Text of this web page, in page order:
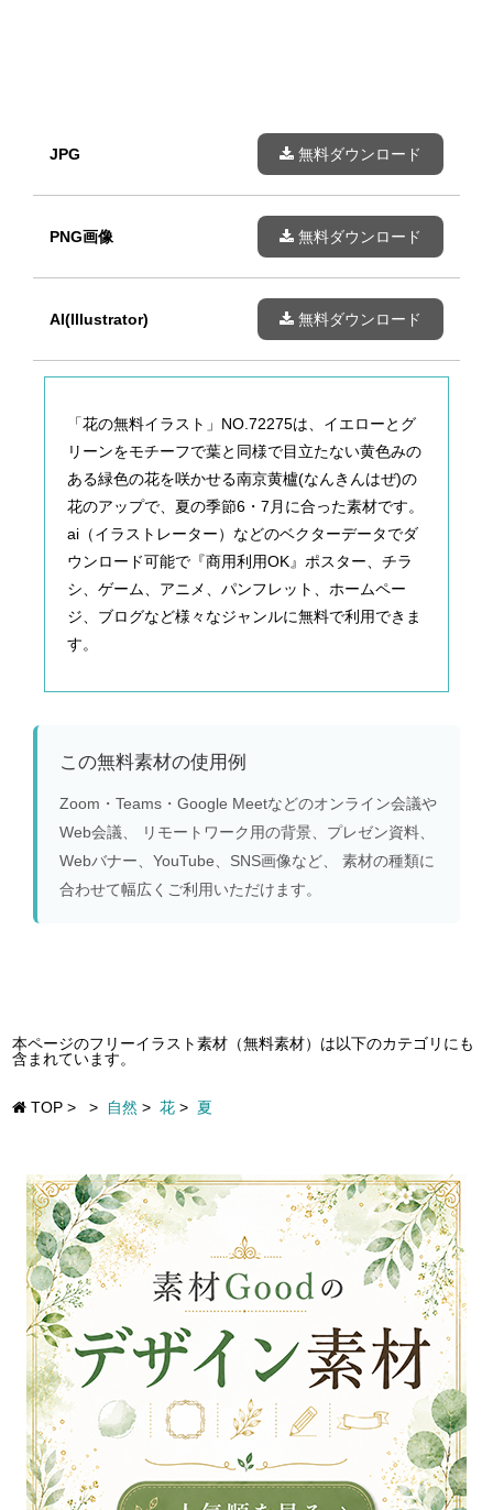
JPG 無料ダウンロード
PNG画像 無料ダウンロード
AI(Illustrator) 無料ダウンロード
「花の無料イラスト」NO.72275は、イエローとグ
リーンをモチーフで葉と同様で目立たない黄色みの
ある緑色の花を咲かせる南京黄櫨(なんきんはぜ)の
花のアップで、夏の季節6・7月に合った素材です。
ai（イラストレーター）などのベクターデータでダ
ウンロード可能で『商用利用OK』ポスター、チラ
シ、ゲーム、アニメ、パンフレット、ホームペー
ジ、ブログなど様々なジャンルに無料で利用できま
す。
この無料素材の使用例
Zoom・Teams・Google Meetなどのオンライン会議や
Web会議、 リモートワーク用の背景、プレゼン資料、
Webバナー、YouTube、SNS画像など、 素材の種類に
合わせて幅広くご利用いただけます。
本ページのフリーイラスト素材（無料素材）は以下のカテゴリにも
含まれています。
TOP > > 自然 > 花 > 夏